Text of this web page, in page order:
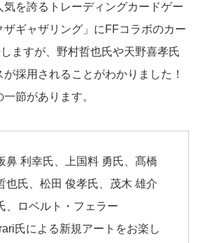
を誇るトレーディングカードゲー
ザギャザリング」にFFコラボのカー
ますが、野村哲也氏や天野喜孝氏
採用されることがわかりました！
節があります。
鼻 利幸氏、上国料 勇氏、髙橋
也氏、松田 俊孝氏、茂木 雄介
、ロベルト・フェラー
氏による新規アートをお楽し